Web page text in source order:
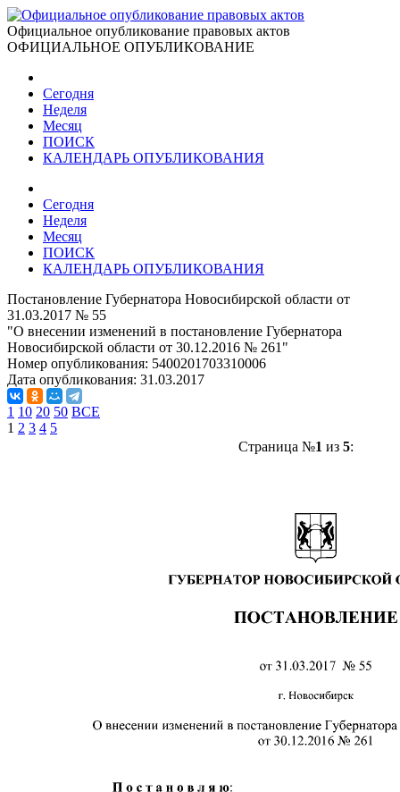
Официальное опубликование правовых актов
ОФИЦИАЛЬНОЕ ОПУБЛИКОВАНИЕ
Сегодня
Неделя
Месяц
ПОИСК
КАЛЕНДАРЬ ОПУБЛИКОВАНИЯ
Сегодня
Неделя
Месяц
ПОИСК
КАЛЕНДАРЬ ОПУБЛИКОВАНИЯ
Постановление Губернатора Новосибирской области от
31.03.2017 № 55
"О внесении изменений в постановление Губернатора
Новосибирской области от 30.12.2016 № 261"
Номер опубликования: 5400201703310006
Дата опубликования: 31.03.2017
1 10 20 50 ВСЕ
1 2 3 4 5
Страница №1 из 5: